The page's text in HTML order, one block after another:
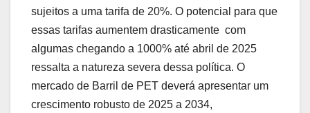
sujeitos a uma tarifa de 20%. O potencial para que
essas tarifas aumentem drasticamente  com
algumas chegando a 1000% até abril de 2025 
ressalta a natureza severa dessa política. O
mercado de Barril de PET deverá apresentar um
crescimento robusto de 2025 a 2034,